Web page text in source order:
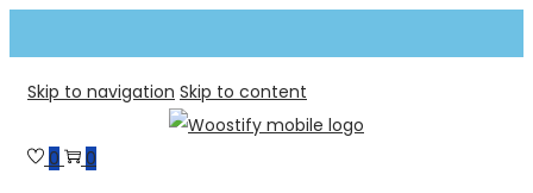
Skip to navigation Skip to content
0 0